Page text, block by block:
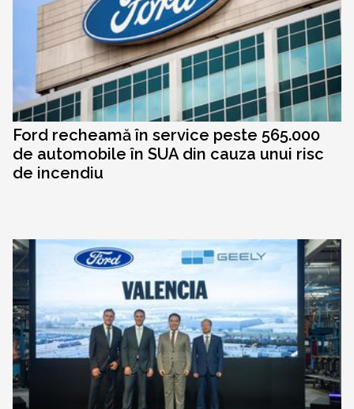
Ford recheamă în service peste 565.000
de automobile în SUA din cauza unui risc
de incendiu